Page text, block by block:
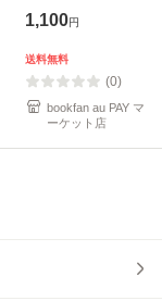
1,100円
送料無料
(0)
bookfan au PAY マ
ーケット店